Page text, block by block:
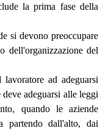
la prima fase della
si devono preoccupare
dell'organizzazione del
ad adeguarsi
adeguarsi alle leggi
quando le aziende
partendo dall'alto, dai